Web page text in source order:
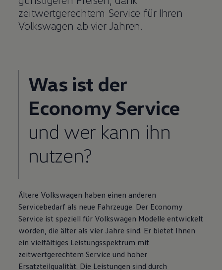
zeitwertgerechtem Service für Ihren
Volkswagen ab vier Jahren.
Was ist der
EconomyService
und wer kann ihn
nutzen?
Ältere Volkswagen haben einen anderen
Servicebedarf als neue Fahrzeuge. Der Economy
Service ist speziell für Volkswagen Modelle entwickelt
worden, die älter als vier Jahre sind. Er bietet Ihnen
ein vielfältiges Leistungsspektrum mit
zeitwertgerechtem Service und hoher
Ersatzteilqualität. Die Leistungen sind durch